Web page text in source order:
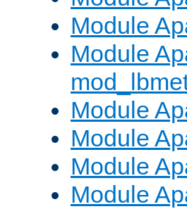
Module
Module
Module
Module
Module
Module